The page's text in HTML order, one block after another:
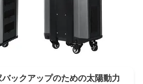
バックアップのための太陽動力